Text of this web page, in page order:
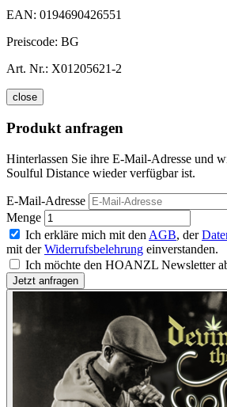
EAN: 0194690426551
Preiscode: BG
Art. Nr.: X01205621-2
close
Produkt anfragen
Hinterlassen Sie ihre E-Mail-Adresse und
Soulful Distance wieder verfügbar ist.
E-Mail-Adresse
Menge
Ich erkläre mich mit den AGB, der
mit derWiderrufsbelehrung einverstanden.
Ich möchte den HOANZL Newsletter